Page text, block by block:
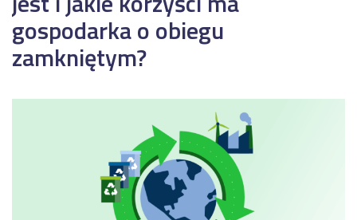
Integracje
Kontakt
konsultacja
System
zarządzania
i
realizacji
-
z
SAP
w
Sanok
Rubber
producencie
Automatyzacja
gospodarka o obiegu
zamkniętym?